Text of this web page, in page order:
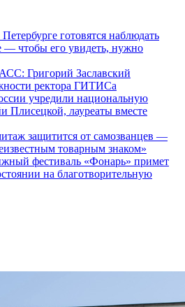
готовятся наблюдать
— чтобы его увидеть, нужно
Григорий Заславский
ректора ГИТИСа
учредили национальную
лауреаты вместе
защитится от самозванцев —
товарным знаком»
фестиваль «Фонарь» примет
на благотворительную